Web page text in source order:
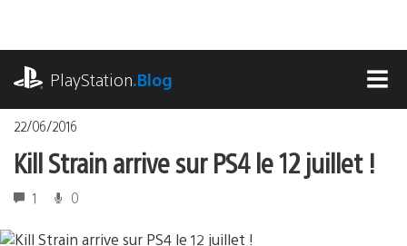
contenu
PlayStation.Blog
22/06/2016
Kill Strain arrive sur PS4 le 12 juillet !
1 0